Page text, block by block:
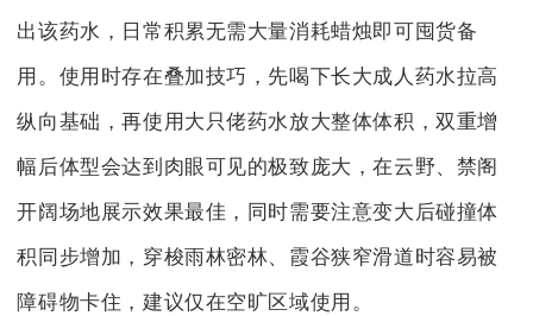
出该药水，日常积累无需大量消耗蜡烛即可囤货备
用。使用时存在叠加技巧，先喝下长大成人药水拉高
纵向基础，再使用大只佬药水放大整体体积，双重增
幅后体型会达到肉眼可见的极致庞大，在云野、禁阁
开阔场地展示效果最佳，同时需要注意变大后碰撞体
积同步增加，穿梭雨林密林、霞谷狭窄滑道时容易被
障碍物卡住，建议仅在空旷区域使用。